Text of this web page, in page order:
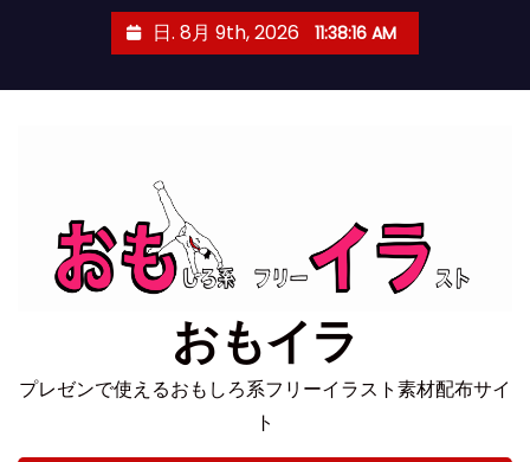
日. 8月 9th, 2026 11:38:17 AM
おもイラ
プレゼンで使えるおもしろ系フリーイラスト素材配布サイ
ト